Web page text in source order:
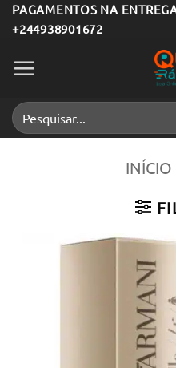
Skip
to
content
PAGAMENTOS NA
+244938901672
Pesquisar
por:
INÍCIO